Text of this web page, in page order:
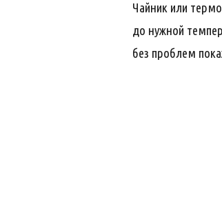
Чайник или
до нужной
без проблем